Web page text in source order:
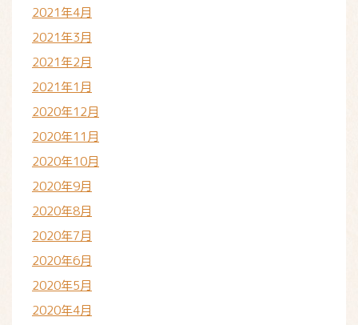
2021年4月
2021年3月
2021年2月
2021年1月
2020年12月
2020年11月
2020年10月
2020年9月
2020年8月
2020年7月
2020年6月
2020年5月
2020年4月